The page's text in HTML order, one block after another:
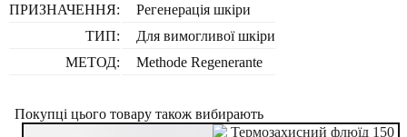
ПРИЗНАЧЕННЯ:
Регенерація шкіри
ТИП:
Для вимогливої шкіри
МЕТОД:
Methode Regenerante
Покупці цього товару також вибирають